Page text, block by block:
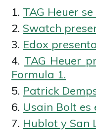
TAG Heuer
Swatch
Edox
TAG Heuer
Formula 1.
Patrick
Usain Bolt es
Hublot y San